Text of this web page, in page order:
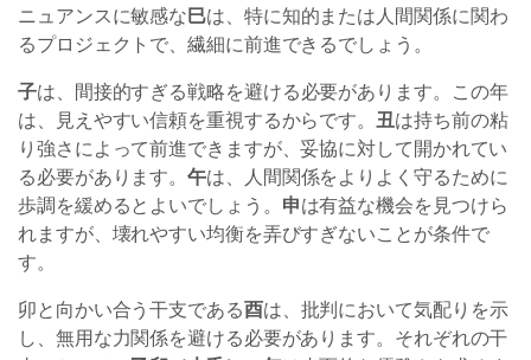
ニュアンスに敏感な巳は、特に知的または人間関係に関わ
るプロジェクトで、繊細に前進できるでしょう。
子は、間接的すぎる戦略を避ける必要があります。この年
は、見えやすい信頼を重視するからです。丑は持ち前の粘
り強さによって前進できますが、妥協に対して開かれてい
る必要があります。午は、人間関係をよりよく守るために
歩調を緩めるとよいでしょう。 申は有益な機会を見つけら
れますが、壊れやすい均衡を弄びすぎないことが条件で
す。
卯と向かい合う干支である酉は、批判において気配りを示
し、無用な力関係を避ける必要があります。それぞれの干